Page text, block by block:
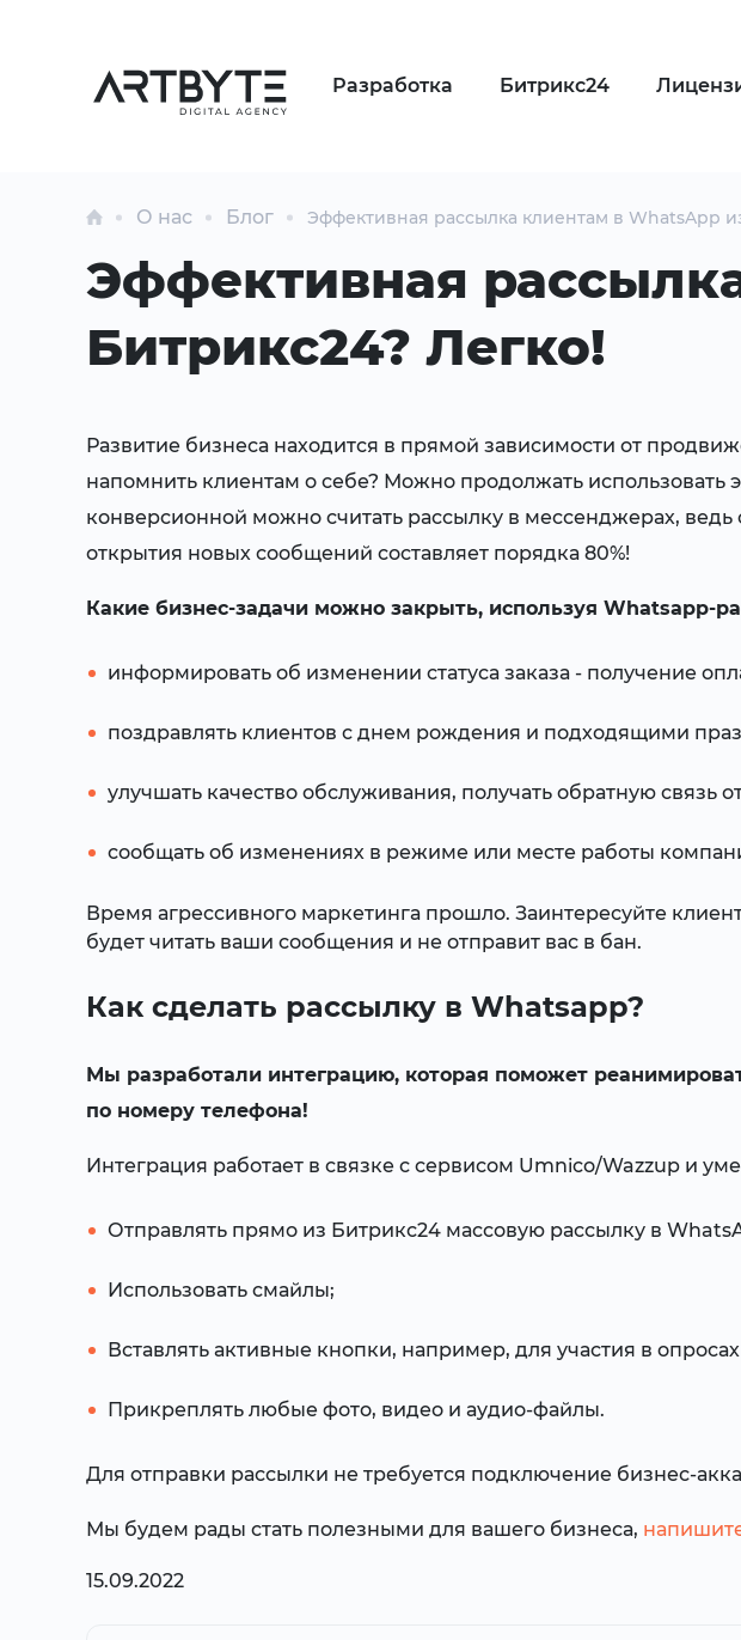
Разработка Битрикс24
О нас Блог Эффективная рассылка клиентам в WhatsApp
Эффективная
Битрикс24? Легко!
Развитие бизнеса находится в прямой зависимости от
напомнить клиентам о себе? Можно продолжать
конверсионной можно считать рассылку в мессенджерах,
открытия новых сообщений составляет порядка 80%!
Какие бизнес-задачи можно закрыть, используя Whatsapp-
информировать об изменении статуса заказа - получение
поздравлять клиентов с днем рождения и подходящими
улучшать качество обслуживания, получать обратную связь
сообщать об изменениях в режиме или месте работы
Время агрессивного маркетинга прошло. Заинтересуйте
будет читать ваши сообщения и не отправит вас в бан.
Как сделать рассылку в Whatsapp?
Мы разработали интеграцию, которая поможет
по номеру телефона!
Интеграция работает в связке с сервисом Umnico/Wazzup и
Отправлять прямо из Битрикс24 массовую рассылку в
Использовать смайлы;
Вставлять активные кнопки, например, для участия в
Прикреплять любые фото, видео и аудио-файлы.
Для отправки рассылки не требуется подключение бизнес-
Мы будем рады стать полезными для вашего бизнеса,
15.09.2022